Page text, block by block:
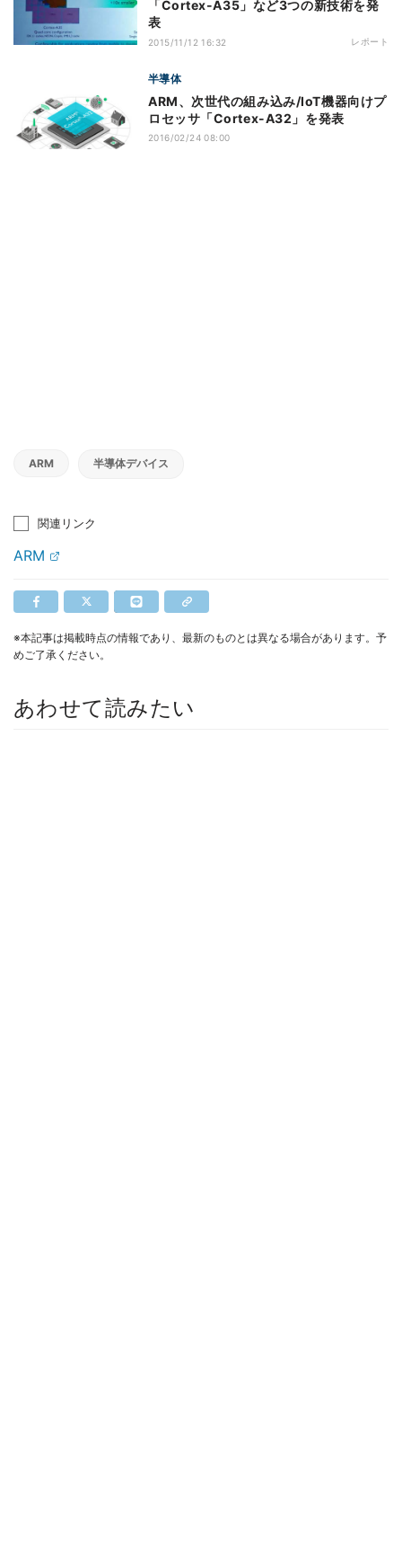
「Cortex-A35」など3つの新技術を発
表
2015/11/12 16:32 レポート
半導体
ARM、次世代の組み込み/IoT機器向けプ
ロセッサ「Cortex-A32」を発表
2016/02/24 08:00
ARM 半導体デバイス
関連リンク
ARM
※本記事は掲載時点の情報であり、最新のものとは異なる場合があります。予
めご了承ください。
あわせて読みたい